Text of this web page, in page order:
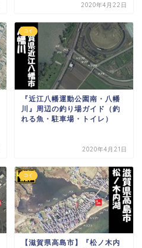
2020年4月22日
コイ
『近江八幡運動公園南・八幡
川』周辺の釣り場ガイド（釣
れる魚・駐車場・トイレ）
2020年4月21日
コイ
【滋賀県高島市】『松ノ木内